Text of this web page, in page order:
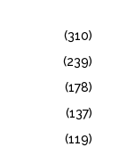
(310)
(239)
(178)
(137)
(119)